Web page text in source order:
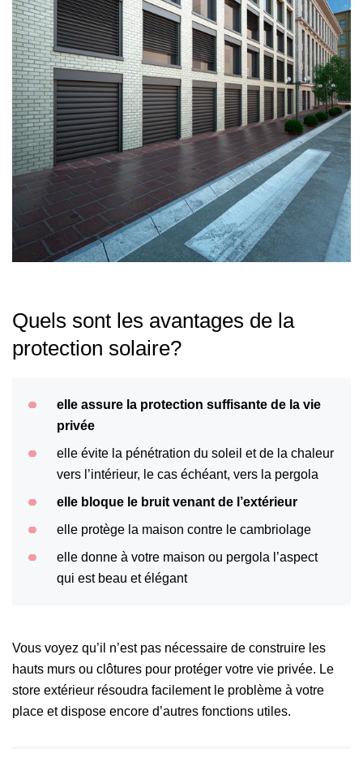
Quels sont les avantages de la
protection solaire?
elle assure la protection suffisante de la vie
privée
elle évite la pénétration du soleil et de la chaleur
vers l’intérieur, le cas échéant, vers la pergola
elle bloque le bruit venant de l’extérieur
elle protège la maison contre le cambriolage
elle donne à votre maison ou pergola l’aspect
qui est beau et élégant
Vous voyez qu’il n’est pas nécessaire de construire les
hauts murs ou clôtures pour protéger votre vie privée. Le
store extérieur résoudra facilement le problème à votre
place et dispose encore d’autres fonctions utiles.